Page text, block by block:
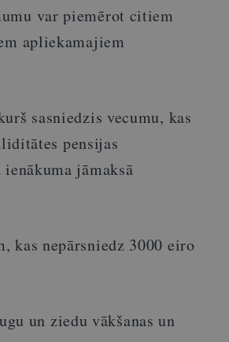
var piemērot citiem
apliekamajiem
sasniedzis vecumu, kas
pensijas
jāmaksā
kas nepārsniedz 3000 eiro
un ziedu vākšanas un